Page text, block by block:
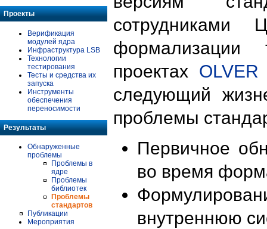
Проекты
Верификация
модулей ядра
Инфраструктура LSB
Технологии
тестирования
Тесты и средства их
запуска
Инструменты
обеспечения
переносимости
Результаты
Обнаруженные
проблемы
Проблемы в
ядре
Проблемы
библиотек
Проблемы
стандартов
Публикации
Мероприятия
формализации
проектах OLVER
следующий
проблемы
Первичное
во время
внутреннюю